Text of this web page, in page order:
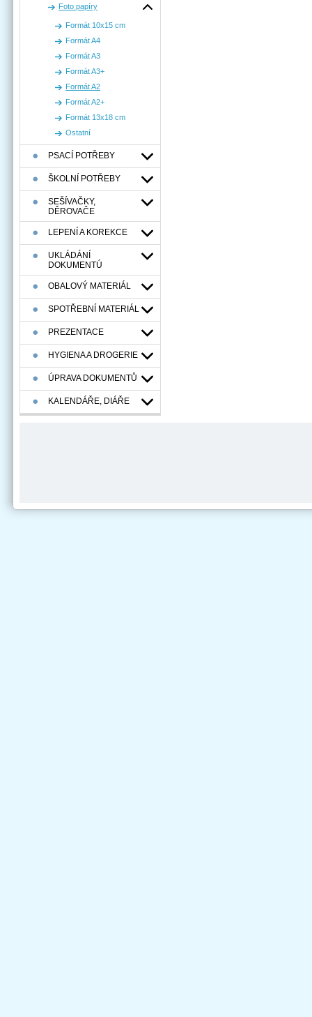
Foto papíry
Formát 10x15 cm
Formát A4
Formát A3
Formát A3+
Formát A2
Formát A2+
Formát 13x18 cm
Ostatní
PSACÍ POTŘEBY
ŠKOLNÍ POTŘEBY
SEŠÍVAČKY,
DĚROVAČE
LEPENÍ A KOREKCE
UKLÁDÁNÍ
DOKUMENTÚ
OBALOVÝ MATERIÁL
SPOTŘEBNÍ MATERIÁL
PREZENTACE
HYGIENA A DROGERIE
ÚPRAVA DOKUMENTŮ
KALENDÁŘE, DIÁŘE